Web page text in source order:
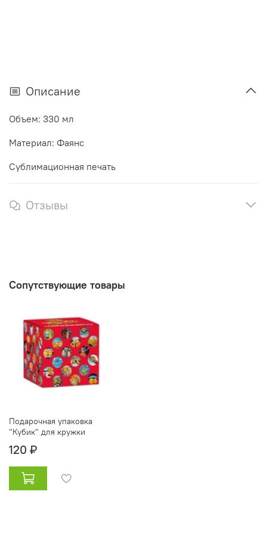
Описание
Объем: 330 мл
Материал: Фаянс
Сублимационная печать
Отзывы
Сопутствующие товары
Подарочная упаковка
"Кубик" для кружки
120 ₽